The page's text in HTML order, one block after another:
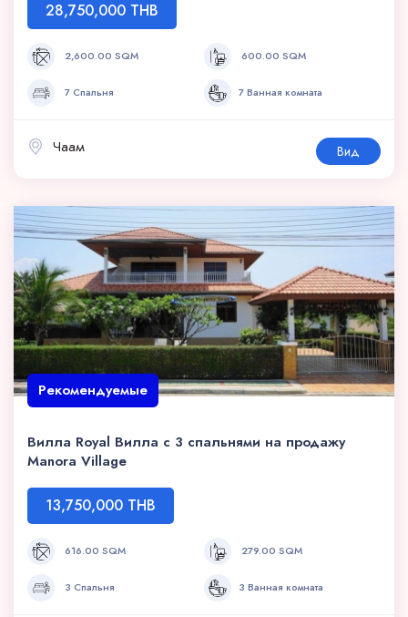
28,750,000 THB
2,600.00 SQM 600.00 SQM
7 Спальня 7 Ванная комната
Чаам Вид
Рекомендуемые
Вилла Royal Вилла с 3 спальнями на продажу
Manora Village
13,750,000 THB
616.00 SQM 279.00 SQM
3 Спальня 3 Ванная комната